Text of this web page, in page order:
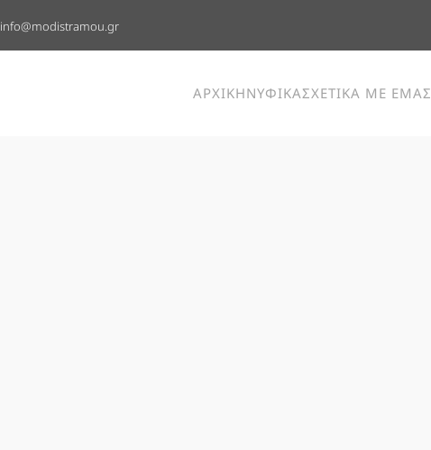
info@modistramou.gr
ΑΡΧΙΚΗΝΥΦΙΚΑΣΧΕΤΙΚΑ ΜΕ ΕΜΑΣ